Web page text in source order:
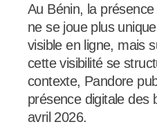
Au Bénin, la
ne se joue plus
visible en ligne, mais
cette visibilité se
contexte, Pandore
présence digitale des
avril 2026.